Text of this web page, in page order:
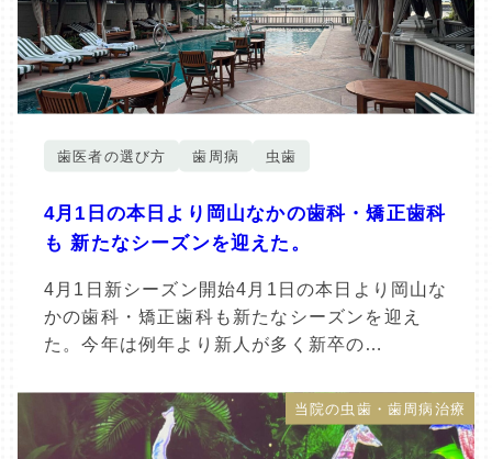
歯医者の選び方 歯周病 虫歯
4月1日の本日より岡山なかの歯科・矯正歯科
も 新たなシーズンを迎えた。
4月1日新シーズン開始4月1日の本日より岡山な
かの歯科・矯正歯科も新たなシーズンを迎え
た。今年は例年より新人が多く新卒の…
当院の虫歯・歯周病治療